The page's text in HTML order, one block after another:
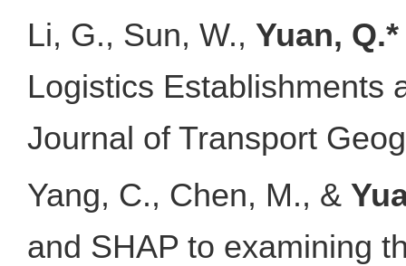
Li, G., Sun, W., Yuan, Q.*
Logistics Establishments
Journal of Transport
Yang, C., Chen, M., &
and SHAP to examining